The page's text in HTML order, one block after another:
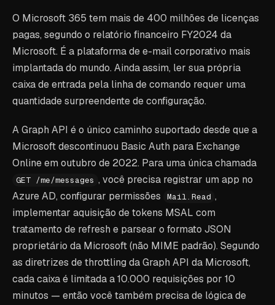
O Microsoft 365 tem mais de 400 milhões de licenças
pagas, segundo o relatório financeiro FY2024 da
Microsoft. É a plataforma de e-mail corporativo mais
implantada do mundo. Ainda assim, ler sua própria
caixa de entrada pela linha de comando requer uma
quantidade surpreendente de configuração.
A Graph API é o único caminho suportado desde que a
Microsoft descontinuou Basic Auth para Exchange
Online em outubro de 2022. Para uma única chamada
GET /me/messages , você precisa registrar um app no
Azure AD, configurar permissões
Mail.Read ,
implementar aquisição de tokens MSAL com
tratamento de refresh e parsear o formato JSON
proprietário da Microsoft (não MIME padrão). Segundo
as diretrizes de throttling da Graph API da Microsoft,
cada caixa é limitada a 10.000 requisições por 10
minutos — então você também precisa de lógica de